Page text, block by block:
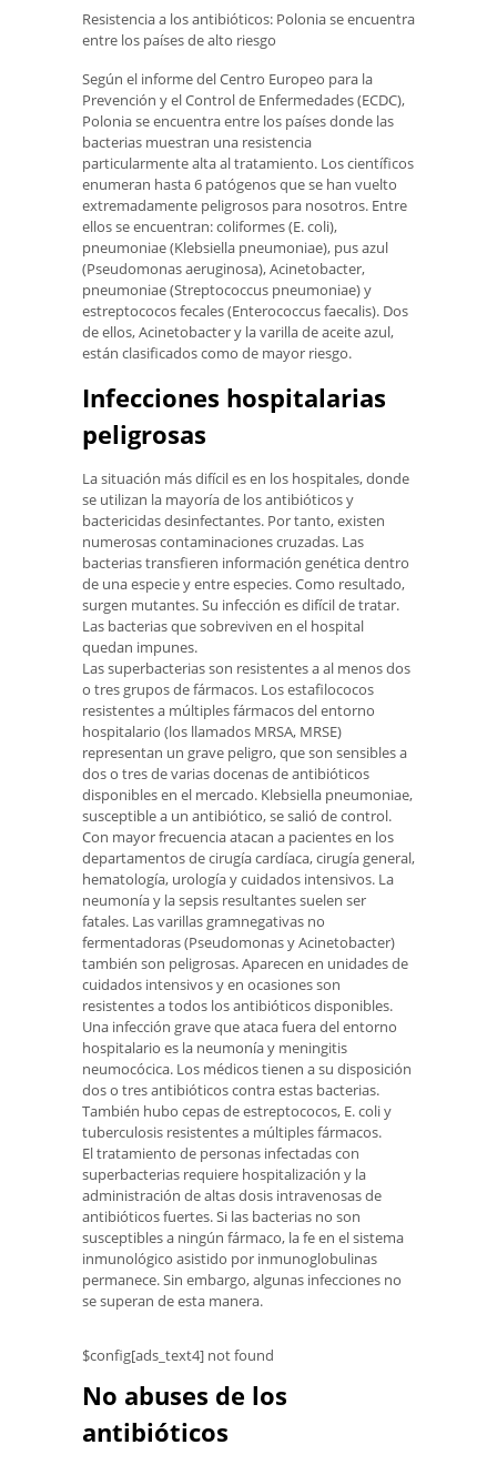
Resistencia a los antibióticos: Polonia se encuentra
entre los países de alto riesgo
Según el informe del Centro Europeo para la
Prevención y el Control de Enfermedades (ECDC),
Polonia se encuentra entre los países donde las
bacterias muestran una resistencia
particularmente alta al tratamiento. Los científicos
enumeran hasta 6 patógenos que se han vuelto
extremadamente peligrosos para nosotros. Entre
ellos se encuentran: coliformes (E. coli),
pneumoniae (Klebsiella pneumoniae), pus azul
(Pseudomonas aeruginosa), Acinetobacter,
pneumoniae (Streptococcus pneumoniae) y
estreptococos fecales (Enterococcus faecalis). Dos
de ellos, Acinetobacter y la varilla de aceite azul,
están clasificados como de mayor riesgo.
Infecciones hospitalarias
peligrosas
La situación más difícil es en los hospitales, donde
se utilizan la mayoría de los antibióticos y
bactericidas desinfectantes. Por tanto, existen
numerosas contaminaciones cruzadas. Las
bacterias transfieren información genética dentro
de una especie y entre especies. Como resultado,
surgen mutantes. Su infección es difícil de tratar.
Las bacterias que sobreviven en el hospital
quedan impunes.
Las superbacterias son resistentes a al menos dos
o tres grupos de fármacos. Los estafilococos
resistentes a múltiples fármacos del entorno
hospitalario (los llamados MRSA, MRSE)
representan un grave peligro, que son sensibles a
dos o tres de varias docenas de antibióticos
disponibles en el mercado. Klebsiella pneumoniae,
susceptible a un antibiótico, se salió de control.
Con mayor frecuencia atacan a pacientes en los
departamentos de cirugía cardíaca, cirugía general,
hematología, urología y cuidados intensivos. La
neumonía y la sepsis resultantes suelen ser
fatales. Las varillas gramnegativas no
fermentadoras (Pseudomonas y Acinetobacter)
también son peligrosas. Aparecen en unidades de
cuidados intensivos y en ocasiones son
resistentes a todos los antibióticos disponibles.
Una infección grave que ataca fuera del entorno
hospitalario es la neumonía y meningitis
neumocócica. Los médicos tienen a su disposición
dos o tres antibióticos contra estas bacterias.
También hubo cepas de estreptococos, E. coli y
tuberculosis resistentes a múltiples fármacos.
El tratamiento de personas infectadas con
superbacterias requiere hospitalización y la
administración de altas dosis intravenosas de
antibióticos fuertes. Si las bacterias no son
susceptibles a ningún fármaco, la fe en el sistema
inmunológico asistido por inmunoglobulinas
permanece. Sin embargo, algunas infecciones no
se superan de esta manera.
$config[ads_text4] not found
No abuses de los
antibióticos